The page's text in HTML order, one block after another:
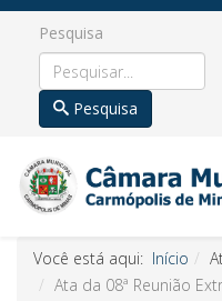
Pesquisa
Pesquisa
Você está aqui: Início
Ata da 08ª Reunião